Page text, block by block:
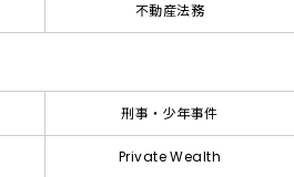
不動産法務
刑事・少年事件
Private Wealth